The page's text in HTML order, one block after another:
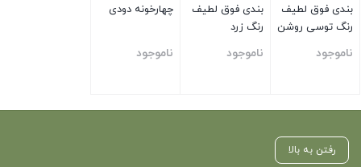
بندی فوق لطیف
رنگ توسی روشن
ناموجود
بندی فوق لطیف
رنگ زرد
ناموجود
چهارخونه دودی
ناموجود
رفتن به بالا